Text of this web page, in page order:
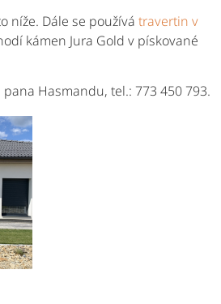
níže. Dále se používá travertin v
kámen Jura Gold v pískované
Hasmandu, tel.: 773 450 793.